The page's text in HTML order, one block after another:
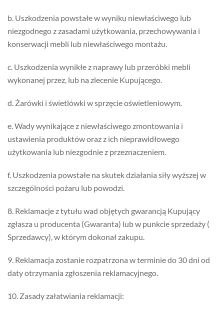
b. Uszkodzenia powstałe w wyniku niewłaściwego lub
niezgodnego z zasadami użytkowania, przechowywania i
konserwacji mebli lub niewłaściwego montażu.
c. Uszkodzenia wynikłe z naprawy lub przeróbki mebli
wykonanej przez, lub na zlecenie Kupującego.
d. Żarówki i świetlówki w sprzęcie oświetleniowym.
e. Wady wynikające z niewłaściwego zmontowania i
ustawienia produktów oraz z ich nieprawidłowego
użytkowania lub niezgodnie z przeznaczeniem.
f. Uszkodzenia powstałe na skutek działania siły wyższej w
szczególności pożaru lub powodzi.
8. Reklamacje z tytułu wad objętych gwarancją Kupujący
zgłasza u producenta (Gwaranta) lub w punkcie sprzedaży (
Sprzedawcy), w którym dokonał zakupu.
9. Reklamacja zostanie rozpatrzona w terminie do 30 dni od
daty otrzymania zgłoszenia reklamacyjnego.
10. Zasady załatwiania reklamacji: